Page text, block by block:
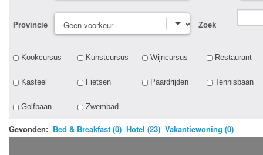
Provincie Zoek
Kookcursus Kunstcursus Wijncursus Restaurant
Kasteel Fietsen Paardrijden Tennisbaan
Golfbaan Zwembad
Gevonden: Bed & Breakfast (0) Hotel (23) Vakantiewoning (0)